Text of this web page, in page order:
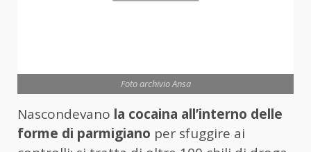
Foto archivio Ansa
Nascondevano la cocaina all’interno delle
forme di parmigiano per sfuggire ai